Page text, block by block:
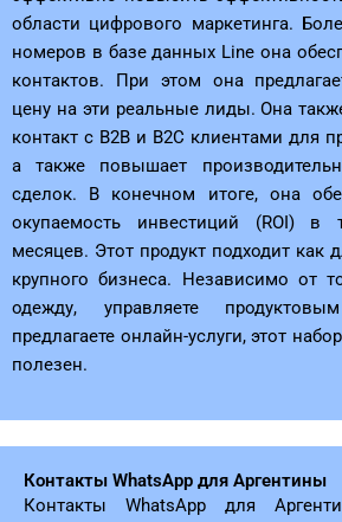
области цифрового маркетинга.
номеров в базе данных Line она
контактов. При этом она
цену на эти реальные лиды. Она
контакт с B2B и B2C клиентами для
а также повышает
сделок. В конечном итоге, она
окупаемость инвестиций (ROI) в
месяцев. Этот продукт подходит как
крупного бизнеса. Независимо от
одежду, управляете
предлагаете онлайн-услуги, этот
полезен.
Контакты WhatsApp для Аргентины
Контакты WhatsApp для